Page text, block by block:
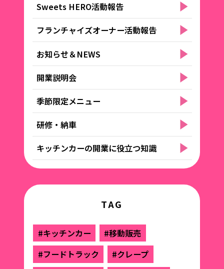
Sweets HERO活動報告
フランチャイズオーナー活動報告
お知らせ＆NEWS
開業説明会
季節限定メニュー
研修・納車
キッチンカーの開業に役立つ知識
TAG
#キッチンカー
#移動販売
#フードトラック
#クレープ